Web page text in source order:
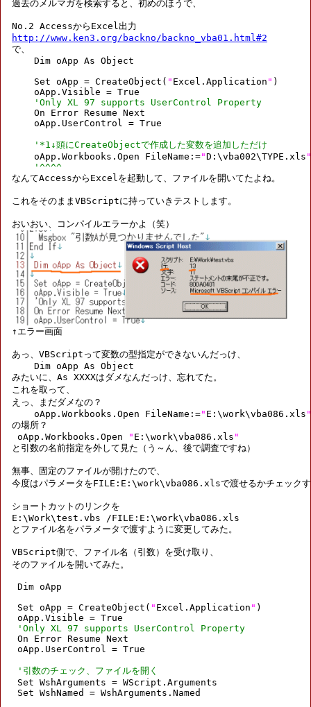
過去のメルマガを検索すると、初めのほうで、
http://www.ken3.org/backno/backno_vba01.html#2
で、
    Dim oApp As Object
    Set oApp = CreateObject(
" Excel.Application " )
    oApp.Visible = True
'Only XL 97 supports UserControl Property
    On Error Resume Next
    oApp.UserControl = True
'*1↓頭にCreateObjectで作成した変数を追加しただけ
    oApp.Workbooks.Open FileName:=
"D:\vba002\TYPE.xls "
'^^^^
なんてAccessからExcelを起動して、ファイルを開いてたよね。
これをそのままVBScriptに持っていきテストします。
あっ、VBScriptって変数の型指定ができないんだっけ、
    Dim oApp As Object
みたいに、As XXXXはダメなんだっけ、忘れてた。
これを取って、
えっ、まだダメなの？
    oApp.Workbooks.Open FileName:=
" E:\work\vba086.xls "
の場所？
oApp.Workbooks.Open
" E:\work\vba086.xls "
と引数の名前指定を外して見た（う～ん、後で調査ですね）
無事、固定のファイルが開けたので、
今度はパラメータをFILE:E:\work\vba086.xlsで渡せるかチェックす
ショートカットのリンクを
E:\Work\test.vbs /FILE:E:\work\vba086.xls
とファイル名をパラメータで渡すように変更してみた。
VBScript側で、ファイル名（引数）を受け取り、
そのファイルを開いてみた。
Dim oApp
Set oApp = CreateObject( " Excel.Application " )
oApp.Visible = True
'Only XL 97 supports UserControl Property
On Error Resume Next
oApp.UserControl = True
'引数のチェック、ファイルを開く
Set WshArguments = WScript.Arguments
Set WshNamed = WshArguments.Named